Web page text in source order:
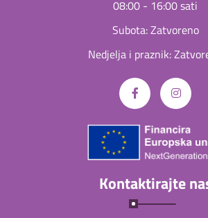
08:00 - 16:00 sati
Subota: Zatvoreno
Nedjelja i praznik:
Kontaktirajte